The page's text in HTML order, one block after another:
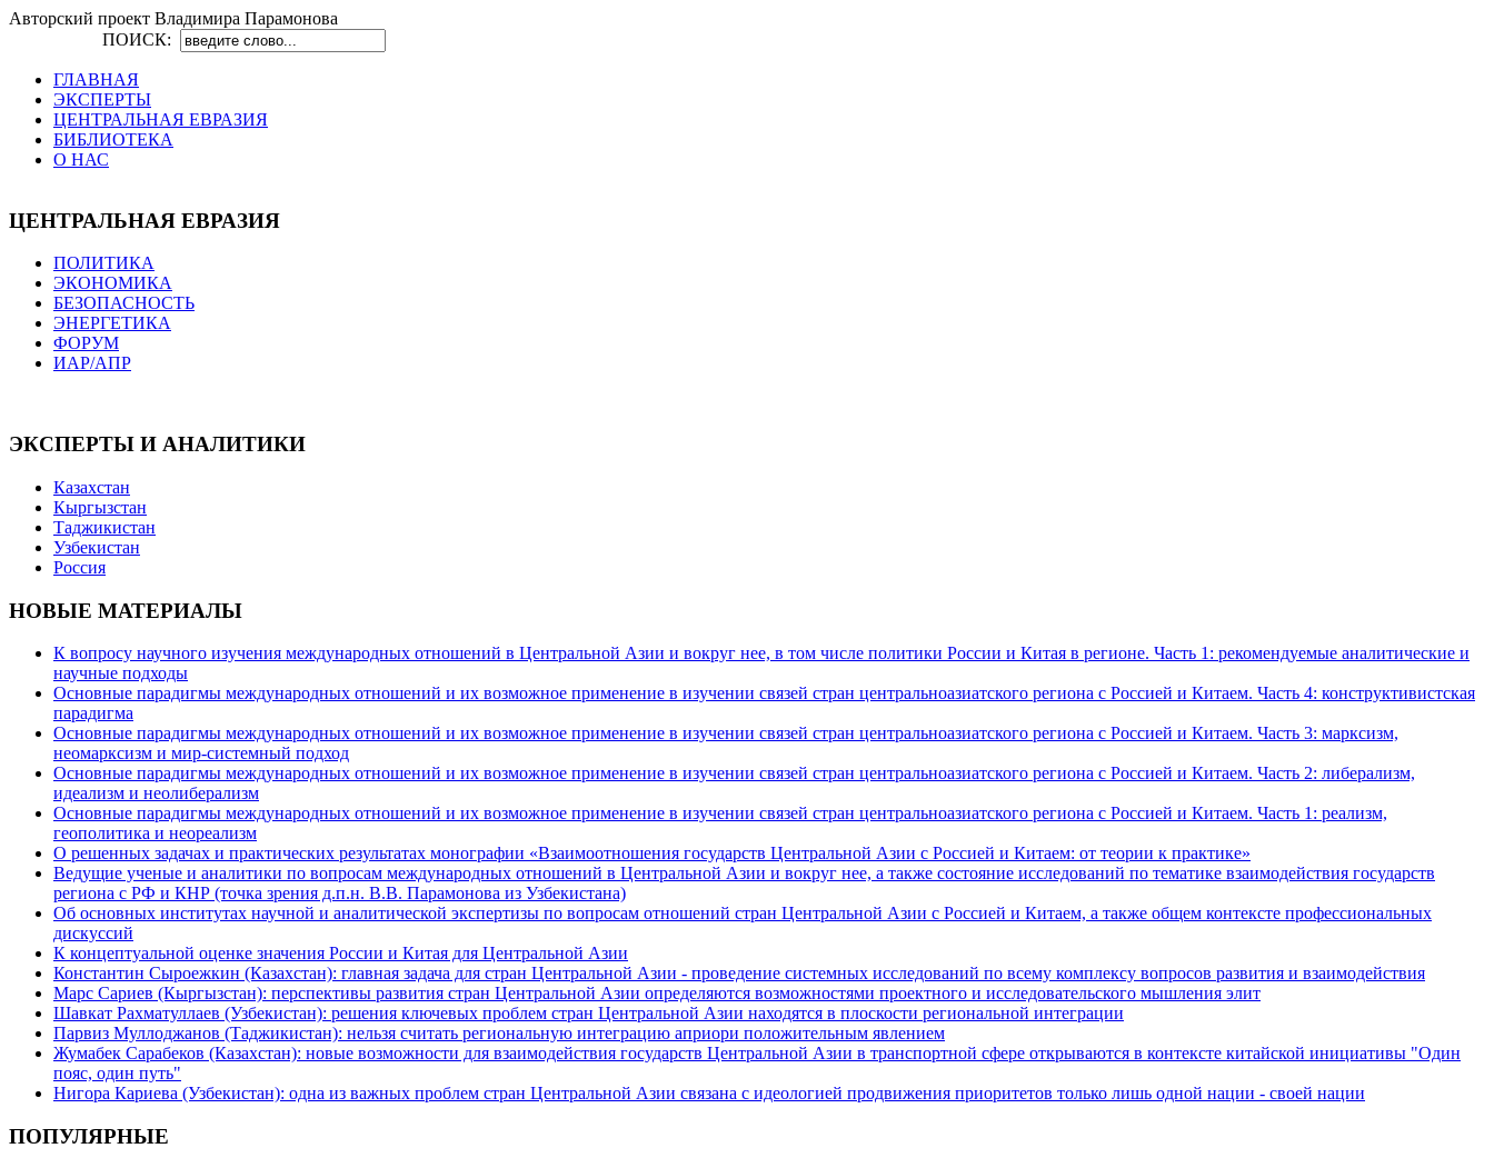
Авторский проект Владимира Парамонова
ПОИСК:
ГЛАВНАЯ
ЭКСПЕРТЫ
ЦЕНТРАЛЬНАЯ ЕВРАЗИЯ
БИБЛИОТЕКА
О НАС
ЦЕНТРАЛЬНАЯ ЕВРАЗИЯ
ПОЛИТИКА
ЭКОНОМИКА
БЕЗОПАСНОСТЬ
ЭНЕРГЕТИКА
ФОРУМ
ИАР/АПР
ЭКСПЕРТЫ И АНАЛИТИКИ
Казахстан
Кыргызстан
Таджикистан
Узбекистан
Россия
НОВЫЕ МАТЕРИАЛЫ
К вопросу научного изучения международных отношений в Центральной Азии и вокруг нее, в том числе политики России и Китая в регионе. Часть 1: рекомендуемые аналитические и
научные подходы
Основные парадигмы международных отношений и их возможное применение в изучении связей стран центральноазиатского региона с Россией и Китаем. Часть 4: конструктивистская
парадигма
Основные парадигмы международных отношений и их возможное применение в изучении связей стран центральноазиатского региона с Россией и Китаем. Часть 3: марксизм,
неомарксизм и мир-системный подход
Основные парадигмы международных отношений и их возможное применение в изучении связей стран центральноазиатского региона с Россией и Китаем. Часть 2: либерализм,
идеализм и неолиберализм
Основные парадигмы международных отношений и их возможное применение в изучении связей стран центральноазиатского региона с Россией и Китаем. Часть 1: реализм,
геополитика и неореализм
О решенных задачах и практических результатах монографии «Взаимоотношения государств Центральной Азии с Россией и Китаем: от теории к практике»
Ведущие ученые и аналитики по вопросам международных отношений в Центральной Азии и вокруг нее, а также состояние исследований по тематике взаимодействия государств
региона с РФ и КНР (точка зрения д.п.н. В.В. Парамонова из Узбекистана)
Об основных институтах научной и аналитической экспертизы по вопросам отношений стран Центральной Азии с Россией и Китаем, а также общем контексте профессиональных
дискуссий
К концептуальной оценке значения России и Китая для Центральной Азии
Константин Сыроежкин (Казахстан): главная задача для стран Центральной Азии - проведение системных исследований по всему комплексу вопросов развития и взаимодействия
Марс Сариев (Кыргызстан): перспективы развития стран Центральной Азии определяются возможностями проектного и исследовательского мышления элит
Шавкат Рахматуллаев (Узбекистан): решения ключевых проблем стран Центральной Азии находятся в плоскости региональной интеграции
Парвиз Муллоджанов (Таджикистан): нельзя считать региональную интеграцию априори положительным явлением
Жумабек Сарабеков (Казахстан): новые возможности для взаимодействия государств Центральной Азии в транспортной сфере открываются в контексте китайской инициативы "Один
пояс, один путь"
Нигора Кариева (Узбекистан): одна из важных проблем стран Центральной Азии связана с идеологией продвижения приоритетов только лишь одной нации - своей нации
ПОПУЛЯРНЫЕ